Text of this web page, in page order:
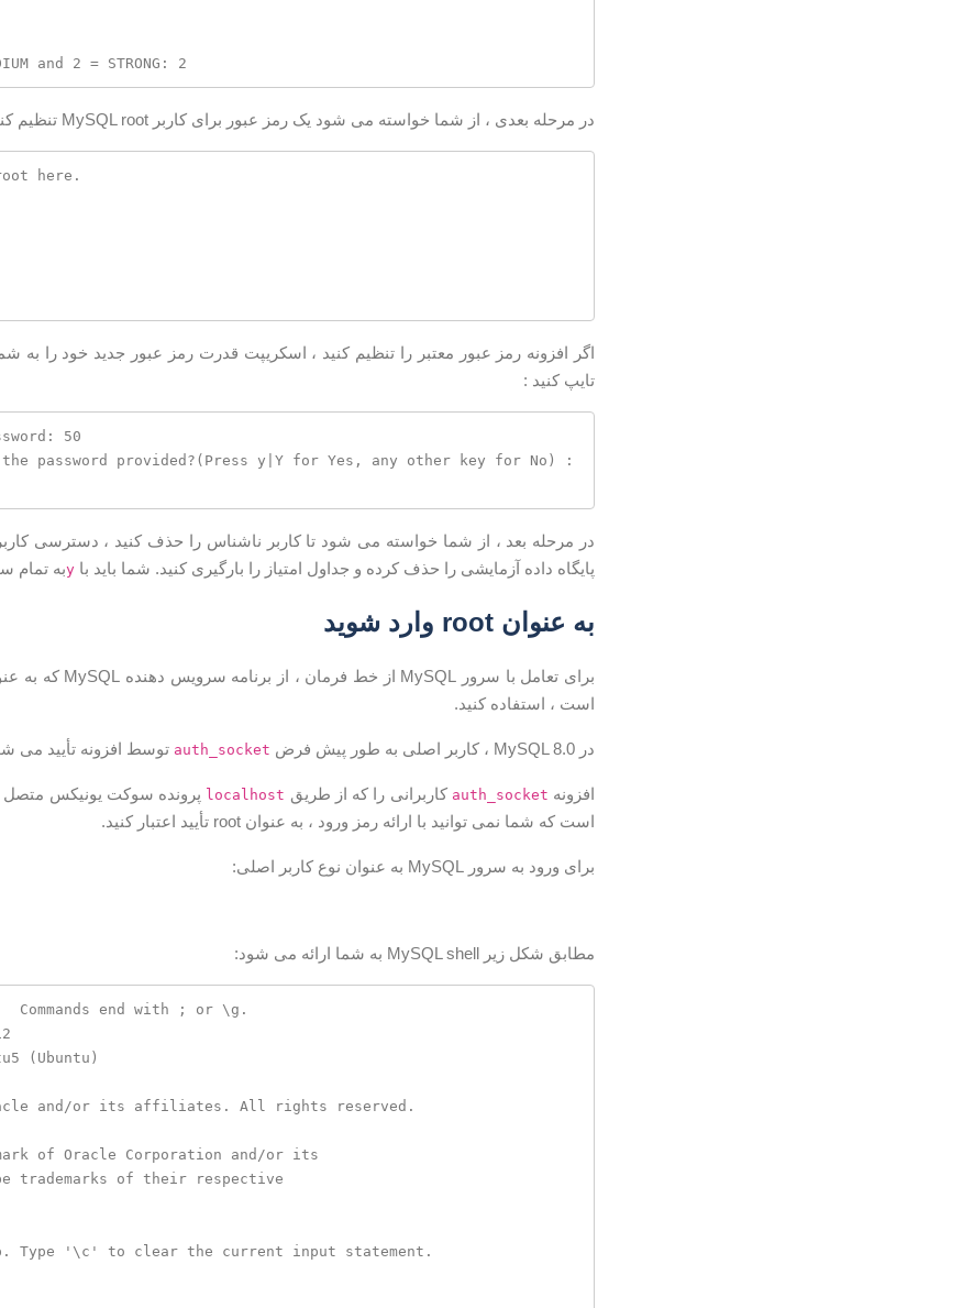
در مرحله بعدی ، از شما خواسته می شود یک رمز عبور برای کاربر MySQL root تنظیم کنید:
here.
اگر افزونه رمز عبور معتبر را تنظیم کنید ، اسکریپت قدرت رمز عبور جدید خود را
تایپ کنید :
50
password provided?(Press y|Y for Yes, any other key for No) :
پایگاه داده آزمایشی را حذف کرده و جداول امتیاز را بارگیری کنید. شما باید با yبه تمام
به عنوان root وارد شوید
است ، استفاده کنید.
در MySQL 8.0 ، کاربر اصلی به طور پیش فرض auth_socket توسط افزونه تأیید می
افزونه auth_socket کاربرانی را که از طریق localhost پرونده سوکت یونیکس متصل
است که شما نمی توانید با ارائه رمز ورود ، به عنوان root تأیید اعتبار کنید.
برای ورود به سرور MySQL به عنوان نوع کاربر اصلی:
مطابق شکل زیر MySQL shell به شما ارائه می شود:
Commands end with ; or \g.
(Ubuntu)
and/or its affiliates. All rights reserved.
of Oracle Corporation and/or its
trademarks of their respective
'\c' to clear the current input statement.